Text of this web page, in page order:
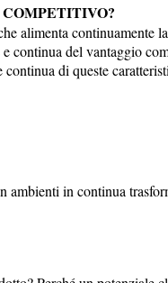
alimenta continuamente
continua del vantaggio
di queste
ambienti in continua